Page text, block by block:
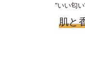
“いい匂
肌と